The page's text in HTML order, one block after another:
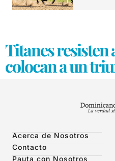
Titanes resisten
colocan a un
Acerca de Nosotros
Contacto
Pauta con Nosotros